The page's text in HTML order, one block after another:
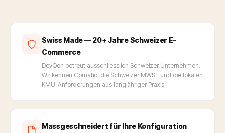
Swiss Made — 20+ Jahre Schweizer E-
Commerce
DevQon betreut ausschliesslich Schweizer Unternehmen.
Wir kennen Comatic, die Schweizer MWST und die lokalen
KMU-Anforderungen aus langjähriger Praxis.
Massgeschneidert für Ihre Konfiguration